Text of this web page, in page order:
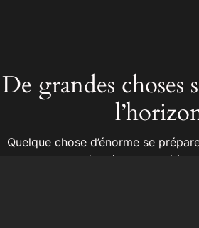
De grandes choses
Quelque chose d’énorme se
en chantier et sera